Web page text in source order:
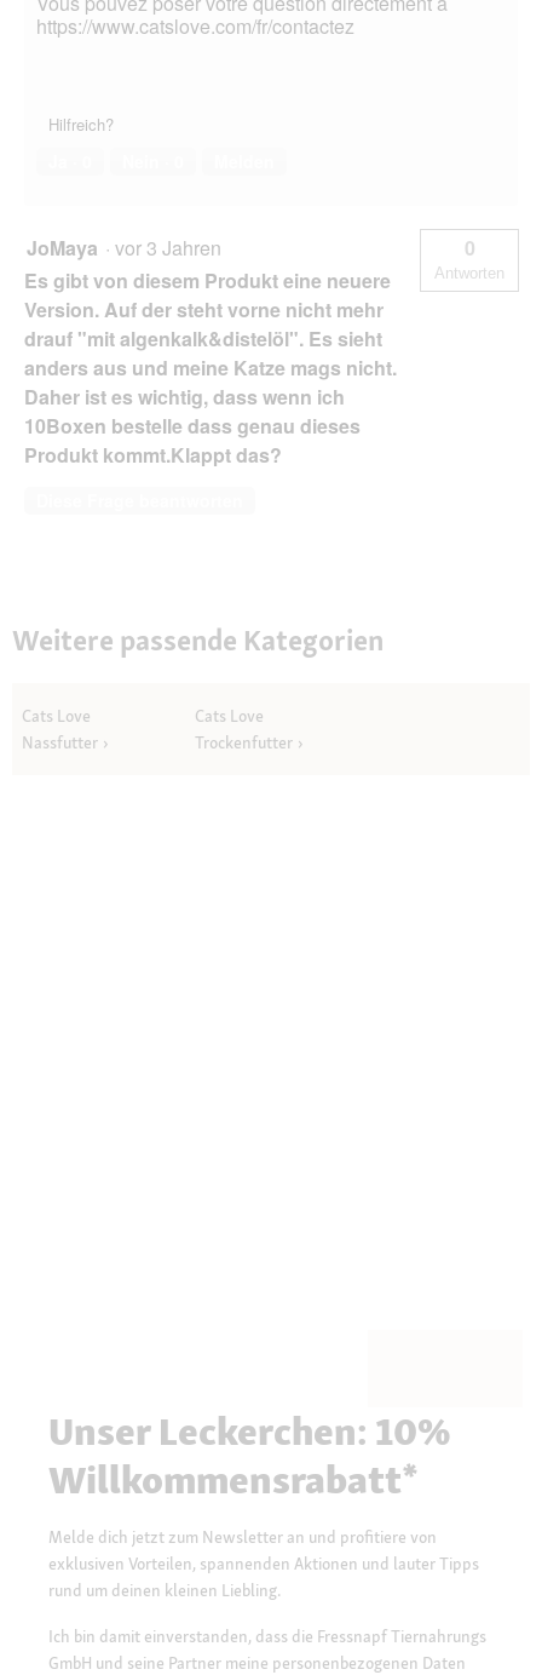
https://www.catslove.com/fr/contactez
Hilfreich?
JoMaya · vor 3 Jahren
Es gibt von diesem Produkt eine neuere
Version. Auf der steht vorne nicht mehr
drauf "mit algenkalk&distelöl". Es sieht
anders aus und meine Katze mags nicht.
Daher ist es wichtig, dass wenn ich
10Boxen bestelle dass genau dieses
Produkt kommt.Klappt das?
0
Antworten
Weitere passende Kategorien
Cats Love
Nassfutter
Cats Love
Trockenfutter
Unser Leckerchen: 10%
Willkommensrabatt*
Melde dich jetzt zum Newsletter an und profitiere von
exklusiven Vorteilen, spannenden Aktionen und lauter Tipps
rund um deinen kleinen Liebling.
Ich bin damit einverstanden, dass die Fressnapf Tiernahrungs
GmbH und seine Partner meine personenbezogenen Daten